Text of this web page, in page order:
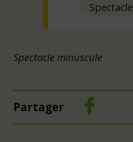
Spectacle
Spectacle minuscule
Partager